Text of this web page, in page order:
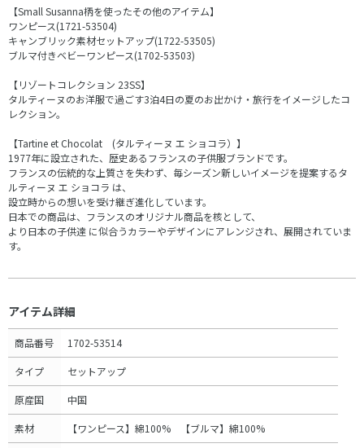
【Small Susanna柄を使ったその他のアイテム】
ワンピース(1721-53504)
キャンブリック素材セットアップ(1722-53505)
ブルマ付きベビーワンピース(1702-53503)
【リゾートコレクション 23SS】
タルティーヌのお洋服で過ごす3泊4日の夏のお出かけ・旅行をイメージしたコ
レクション。
【Tartine et Chocolat (タルティーヌ エ ショコラ）】
1977年に設立された、歴史あるフランスの子供服ブランドです。
フランスの伝統的な上質さを失わず、毎シーズン新しいイメージを提案するタ
ルティーヌ エ ショコラ は、
設立時からの想いを受け継ぎ進化しています。
日本での商品は、フランスのオリジナル商品を核として、
より日本の子供達 に似合うカラーやデザインにアレンジされ、展開されていま
す。
アイテム詳細
商品番号 1702-53514
タイプ セットアップ
原産国 中国
素材 【ワンピース】綿100% 【ブルマ】綿100%